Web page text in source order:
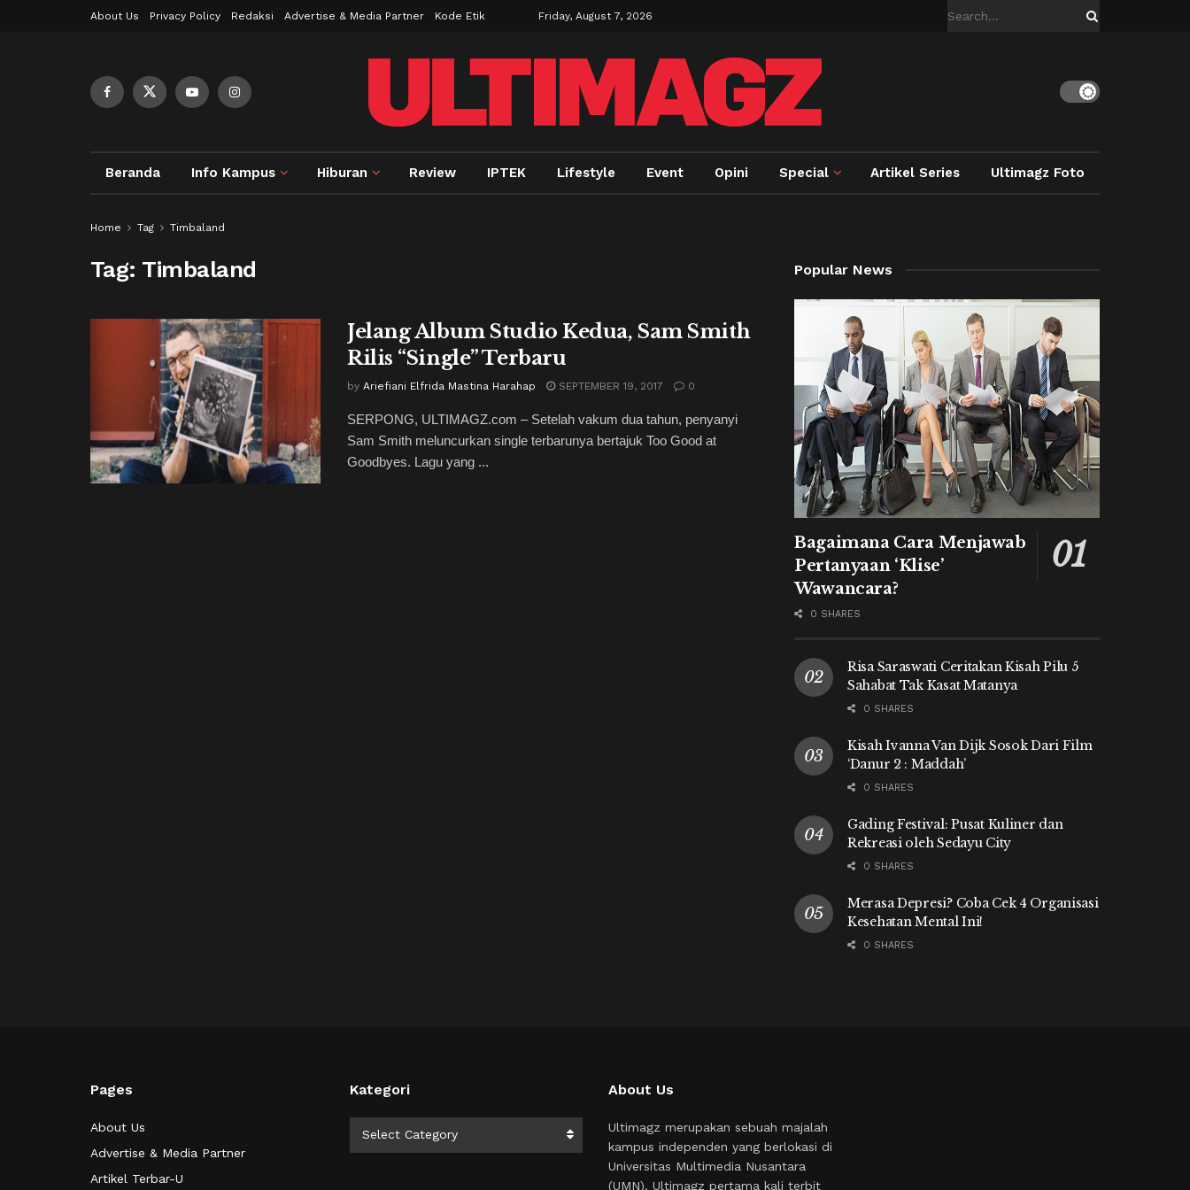
About Us Privacy Policy Redaksi Advertise & Media Partner Kode Etik Friday, August 7, 2026
Beranda Info Kampus Hiburan Review IPTEK Lifestyle Event Opini Special Artikel Series Ultimagz Foto
Home Tag Timbaland
Tag: Timbaland
Jelang Album Studio Kedua, Sam Smith
Rilis “Single” Terbaru
by Ariefiani Elfrida Mastina Harahap SEPTEMBER 19, 2017 0
SERPONG, ULTIMAGZ.com – Setelah vakum dua tahun, penyanyi
Sam Smith meluncurkan single terbarunya bertajuk Too Good at
Goodbyes. Lagu yang ...
Popular News
Bagaimana Cara Menjawab
Pertanyaan ‘Klise’
Wawancara?
0 SHARES
Risa Saraswati Ceritakan Kisah Pilu 5
Sahabat Tak Kasat Matanya
0 SHARES
Kisah Ivanna Van Dijk Sosok Dari Film
‘Danur 2 : Maddah’
0 SHARES
Gading Festival: Pusat Kuliner dan
Rekreasi oleh Sedayu City
0 SHARES
Merasa Depresi? Coba Cek 4 Organisasi
Kesehatan Mental Ini!
0 SHARES
Pages
About Us
Advertise & Media Partner
Artikel Terbar-U
Kategori
Select Category
About Us
Ultimagz merupakan sebuah majalah
kampus independen yang berlokasi di
Universitas Multimedia Nusantara
(UMN). Ultimagz pertama kali terbit